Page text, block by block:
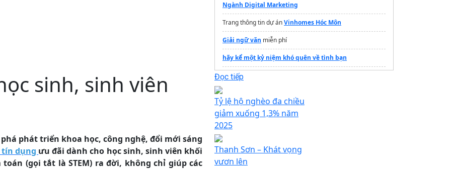
sinh, sinh viên
phát triển khoa học, công nghệ, đổi mới sáng
tín dụng ưu đãi dành cho học sinh, sinh viên khối
(gọi tắt là STEM) ra đời, không chỉ giúp các
Ngành Digital Marketing
Trang thông tin dự ánVinhomes Hóc Môn
Giải ngữ văn miễn phí
hãy kể một kỷ niệm khó quên về tình bạn
các loại biểu đồ trong thống kế
Điều kiện Du học Hàn Quốc
Nhận
Mẫu đồng phục bảo vệ khách sạn
Đọc tiếp
Tỷ lệ hộ nghèo đa chiều
giảm xuống 1,3% năm
2025
Thanh Sơn – Khát vọng
vươn lên